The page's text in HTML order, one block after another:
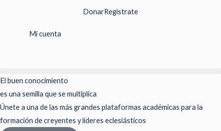
contenido
DonarRegistrate
Mi cuenta
El buen conocimiento
es una semilla que se multiplica
Únete a una de las más grandes plataformas académicas para la
formación de creyentes y líderes eclesiásticos